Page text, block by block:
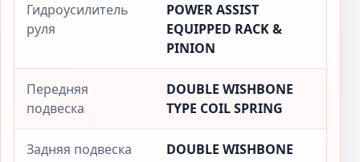
Гидроусилитель
руля
POWER ASSIST
EQUIPPED RACK &
PINION
Передняя
подвеска
DOUBLE WISHBONE
TYPE COIL SPRING
Задняя подвеска
DOUBLE WISHBONE